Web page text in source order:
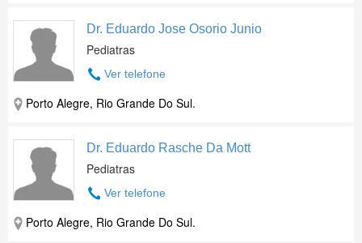
Dr. Eduardo Jose Osorio Junio
Pediatras
Ver telefone
Porto Alegre, Rio Grande Do Sul.
Dr. Eduardo Rasche Da Mott
Pediatras
Ver telefone
Porto Alegre, Rio Grande Do Sul.